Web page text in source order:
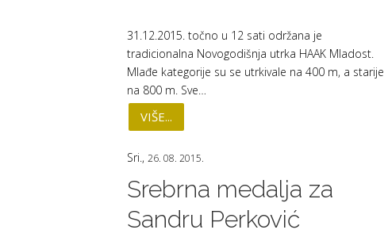
31.12.2015. točno u 12 sati održana je
tradicionalna Novogodišnja utrka HAAK Mladost.
Mlađe kategorije su se utrkivale na 400 m, a starije
na 800 m. Sve…
VIŠE...
Sri., 26. 08. 2015.
Srebrna medalja za
Sandru Perković